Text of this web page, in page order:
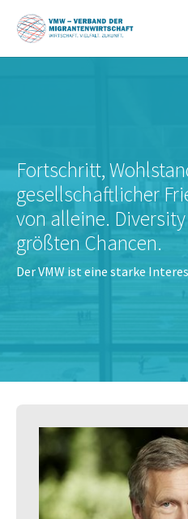
Fortschritt,
gesellschaftlicher
von alleine.
größten Chancen.
Der VMW ist eine starke